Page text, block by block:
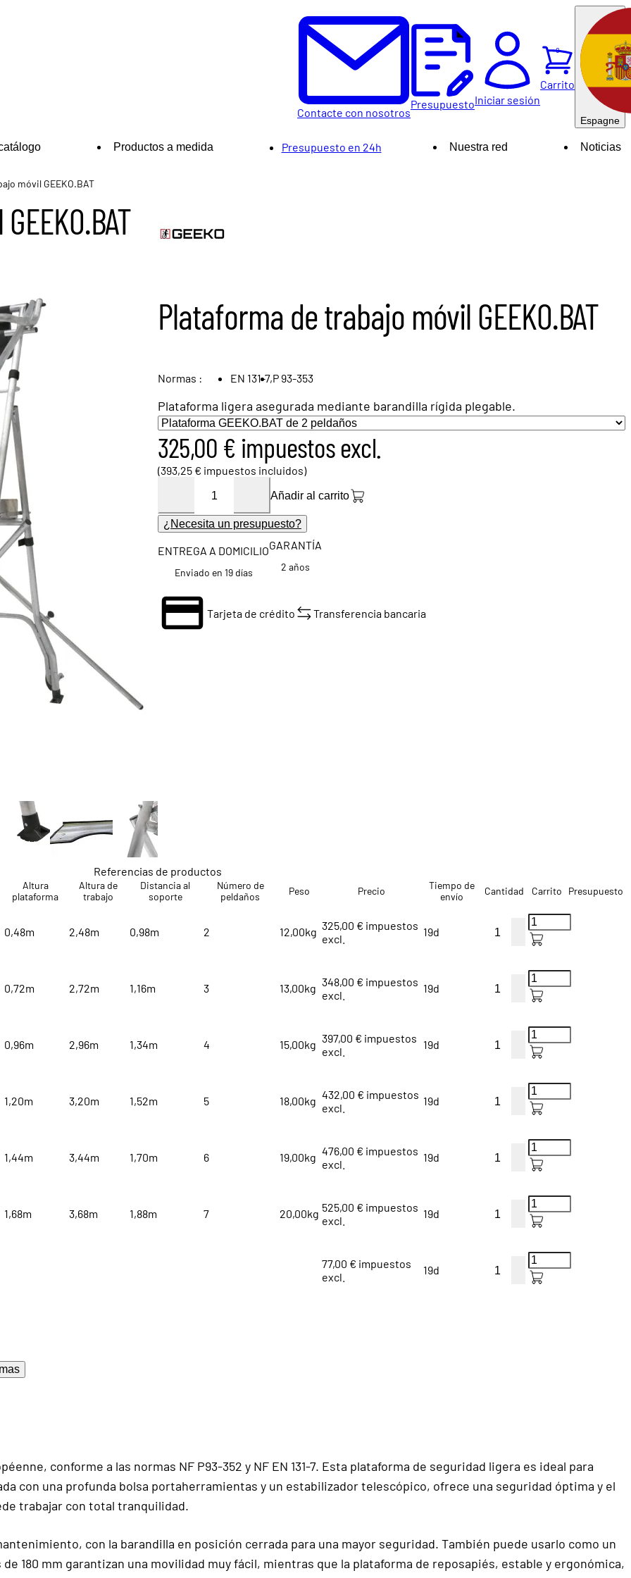
Contacte con nosotros
PresupuestoIniciar sesión
Carrito
0
Espagne
Productos a medida Presupuesto en 24h Nuestra red Noticias
móvil GEEKO.BAT
d'appui au sol
Plataforma de trabajo móvil GEEKO.BAT
Normas : EN 131-7,P 93-353
Plataforma ligera asegurada mediante barandilla rígida plegable.
325,00 € impuestos excl.
(393,25 € impuestos incluidos)
Añadir al carrito
¿Necesita un presupuesto?
ENTREGA A DOMICILIO
Enviado en 19 días
GARANTÍA
2 años
Tarjeta de crédito Transferencia bancaria
Referencias de productos
Altura
plataforma
Altura de
trabajo
Distancia al
soporte
Número de
peldaños
Peso Precio
Tiempo de
envío
Cantidad Carrito Presupuesto
0,48m 2,48m 0,98m 2 12,00kg 325,00 € impuestos
excl.
19d
0,72m 2,72m 1,16m 3 13,00kg 348,00 € impuestos
excl.
19d
0,96m 2,96m 1,34m 4 15,00kg 397,00 € impuestos
excl.
19d
1,20m 3,20m 1,52m 5 18,00kg 432,00 € impuestos
excl.
19d
1,44m 3,44m 1,70m 6 19,00kg 476,00 € impuestos
excl.
19d
1,68m 3,68m 1,88m 7 20,00kg 525,00 € impuestos
excl.
19d
77,00 € impuestos
excl.
19d
conforme a las normas NF P93-352 y NF EN 131-7. Esta plataforma de seguridad ligera es ideal para
con una profunda bolsa portaherramientas y un estabilizador telescópico, ofrece una seguridad óptima y el
trabajar con total tranquilidad.
con la barandilla en posición cerrada para una mayor seguridad. También puede usarlo como un
180 mm garantizan una movilidad muy fácil, mientras que la plataforma de reposapiés, estable y ergonómica,